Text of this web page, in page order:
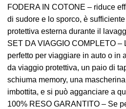
FODERA IN COTONE – riduce
di sudore e lo sporco, è
protettiva esterna durante il
SET DA VIAGGIO COMPLETO –
perfetto per viaggiare in auto o in
da viaggio protettiva, un paio di
schiuma memory, una
imbottita, e si può agganciare a
100% RESO GARANTITO – Se